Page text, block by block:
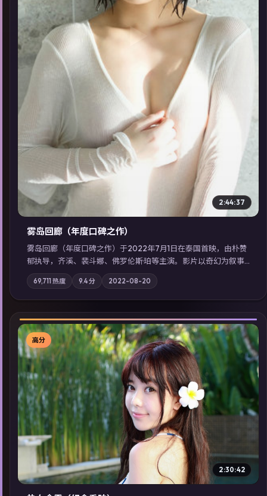
▶
2:44:37
雾岛回廊（年度口碑之作）
雾岛回廊（年度口碑之作）于2022年7月1日在泰国首映，由朴赞
郁执导，齐溪、裴斗娜、佛罗伦斯·珀等主演。影片以奇幻为叙事
主轴，边境小镇的平静被一封匿名信彻底打破；摄影与配乐强化
地域气质；站内亦可通过「国产免费观看高清电视剧在线看」延
展检索同类型高分佳作，畅享高清在线追剧体验。
69,711 热度 9.4分 2022-08-20
▶
高分
2:30:42